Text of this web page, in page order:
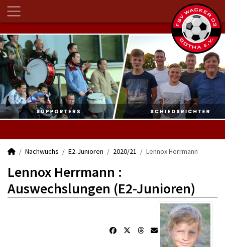
Nachwuchs E2-Junioren 2020/21 Lennox Herrmann
Lennox Herrmann :
Auswechslungen (E2-Junioren)